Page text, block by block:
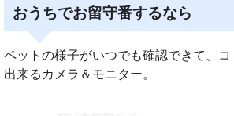
おうちでお留守番するなら
ペットの様子がいつでも確認できて、
出来るカメラ＆モニター。